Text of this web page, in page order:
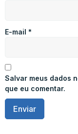
E-mail *
Salvar meus dados
que eu comentar.